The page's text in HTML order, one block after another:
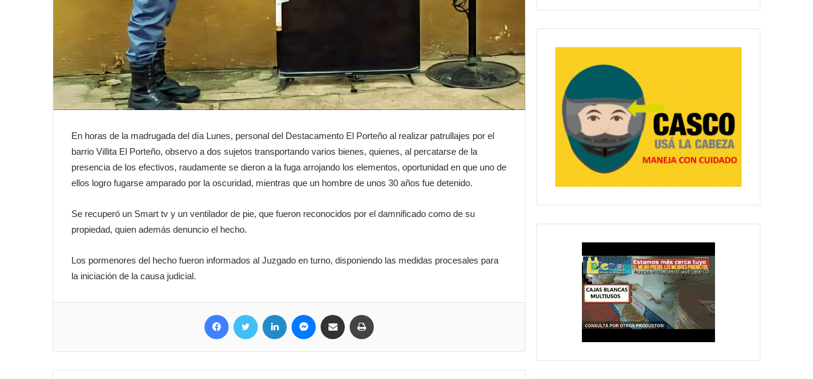
En horas de la madrugada del día Lunes, personal del Destacamento El Porteño al realizar patrullajes por el
barrio Villita El Porteño, observo a dos sujetos transportando varios bienes, quienes, al percatarse de la
presencia de los efectivos, raudamente se dieron a la fuga arrojando los elementos, oportunidad en que uno de
ellos logro fugarse amparado por la oscuridad, mientras que un hombre de unos 30 años fue detenido.
Se recuperó un Smart tv y un ventilador de pie, que fueron reconocidos por el damnificado como de su
propiedad, quien además denuncio el hecho.
Los pormenores del hecho fueron informados al Juzgado en turno, disponiendo las medidas procesales para
la iniciación de la causa judicial.